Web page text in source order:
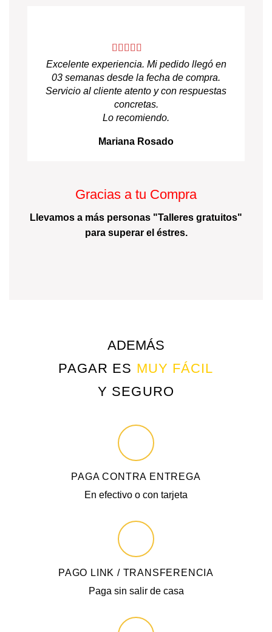
Excelente experiencia. Mi pedido llegó en
03 semanas desde la fecha de compra.
Servicio al cliente atento y con respuestas
concretas.
Lo recomiendo.
Mariana Rosado
Gracias a tu Compra
Llevamos a más personas "Talleres gratuitos"
para superar el éstres.
ADEMÁS
PAGAR ES MUY FÁCIL
Y SEGURO
PAGA CONTRA ENTREGA
En efectivo o con tarjeta
PAGO LINK / TRANSFERENCIA
Paga sin salir de casa